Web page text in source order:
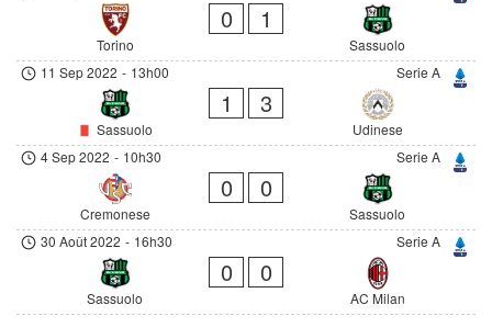
Torino
0 1
Sassuolo
Serie A
11 Sep 2022 - 13h00
Sassuolo
1 3
Udinese
Serie A
4 Sep 2022 - 10h30
Cremonese
0 0
Sassuolo
Serie A
30 Août 2022 - 16h30
Sassuolo
0 0
AC Milan